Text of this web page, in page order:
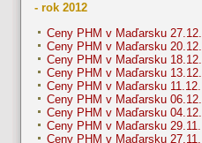
- rok 2012
Ceny PHM v Maďarsku 27.12.
Ceny PHM v Maďarsku 20.12.
Ceny PHM v Maďarsku 18.12.
Ceny PHM v Maďarsku 13.12.
Ceny PHM v Maďarsku 11.12.
Ceny PHM v Maďarsku 06.12.
Ceny PHM v Maďarsku 04.12.
Ceny PHM v Maďarsku 29.11.
Ceny PHM v Maďarsku 27.11.